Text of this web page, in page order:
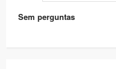
Sem perguntas